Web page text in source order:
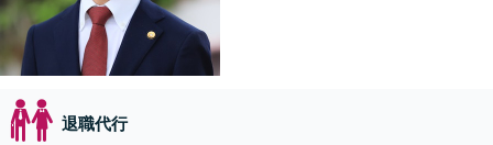
退職代行